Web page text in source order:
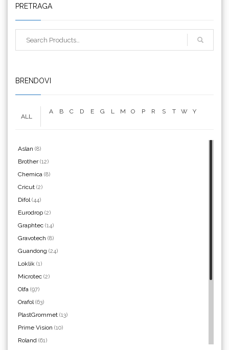
PRETRAGA
BRENDOVI
ALL
A B C D E G L M O P R S T W Y
Aslan (8)
Brother(12)
Chemica (8)
Cricut (2)
Difol(44)
Eurodrop (2)
Graphtec (14)
Gravotech (8)
Guandong (24)
Loklik (1)
Microtec (2)
Olfa (97)
Orafol(63)
PlastGrommet (13)
Prime Vision (10)
Roland (61)